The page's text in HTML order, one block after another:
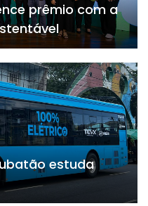
prêmio com a
estuda